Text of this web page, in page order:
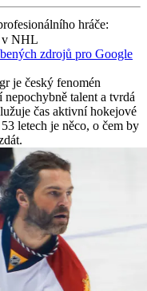
hráče:
v NHL
zdrojů pro Google
je český fenomén
talent a tvrdá
čas aktivní hokejové
letech je něco, o čem by